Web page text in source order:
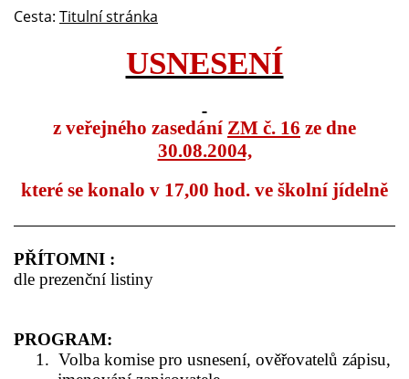
Cesta: Titulní stránka
USNESENÍ
z veřejného zasedání ZM č. 16 ze dne
30.08.2004,
které se konalo v 17,00 hod. ve školní jídelně
PŘÍTOMNI :
dle prezenční listiny
PROGRAM:
1. Volba komise pro usnesení, ověřovatelů zápisu,